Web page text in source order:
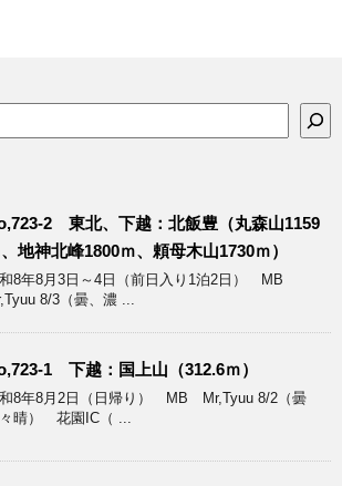
2 東北、下越：北飯豊（丸森山1159
地神北峰1800ｍ、頼母木山1730ｍ）
8年8月3日～4日（前日入り1泊2日） MB
8/3（曇、濃 ...
1 下越：国上山（312.6ｍ）
8年8月2日（日帰り） MB Mr,Tyuu 8/2（曇
晴） 花園IC（ ...